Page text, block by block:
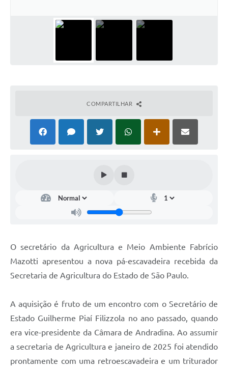
COMPARTILHAR
O secretário da Agricultura e Meio Ambiente Fabrício
Mazotti apresentou a nova pá-escavadeira recebida da
Secretaria de Agricultura do Estado de São Paulo.
A aquisição é fruto de um encontro com o Secretário de
Estado Guilherme Piaí Filizzola no ano passado, quando
era vice-presidente da Câmara de Andradina. Ao assumir
a secretaria de Agricultura e janeiro de 2025 foi atendido
prontamente com uma retroescavadeira e um triturador